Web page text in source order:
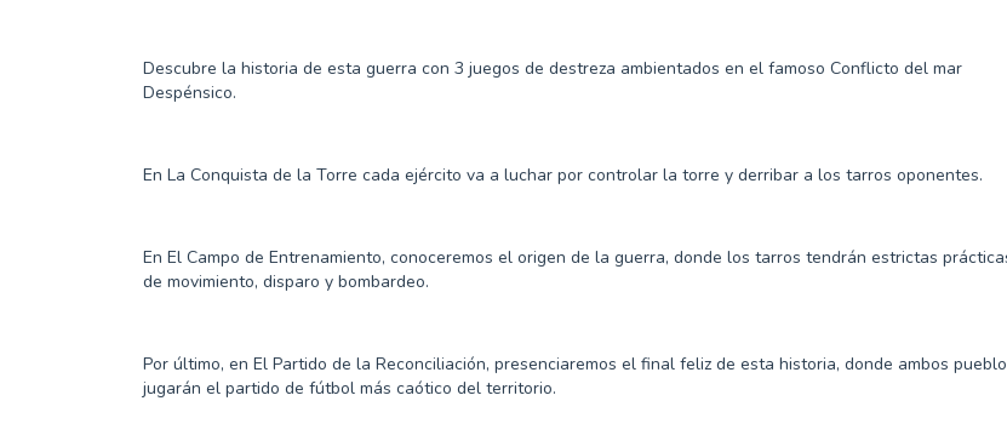
Descubre la historia de esta guerra con 3 juegos de destreza ambientados en el famoso Conflicto del mar
Despénsico.
En La Conquista de la Torre cada ejército va a luchar por controlar la torre y derribar a los tarros oponentes.
En El Campo de Entrenamiento, conoceremos el origen de la guerra, donde los tarros tendrán estrictas
de movimiento, disparo y bombardeo.
Por último, en El Partido de la Reconciliación, presenciaremos el final feliz de esta historia, donde ambos
jugarán el partido de fútbol más caótico del territorio.